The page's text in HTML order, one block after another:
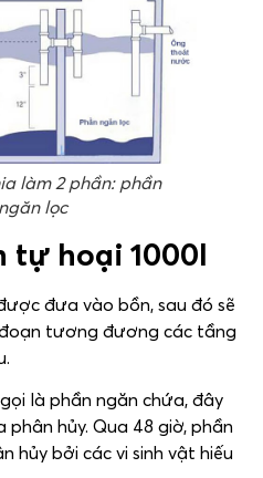
làm 2 phần: phần
lọc
tự hoại 1000l
đưa vào bồn, sau đó sẽ
tương đương các tầng
là phần ngăn chứa, đây
hủy. Qua 48 giờ, phần
hủy bởi các vi sinh vật hiếu